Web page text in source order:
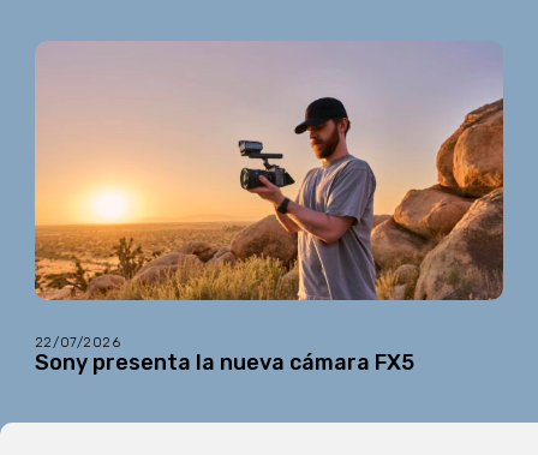
22/07/2026
Sony presenta la nueva cámara FX5